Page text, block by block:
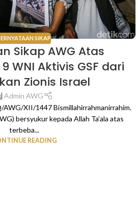
SIKAP
Sikap AWG Atas
WNI Aktivis GSF dari
Zionis Israel
Admin AWG
XII/1447 Bismillahirrahmanirrahim.
bersyukur kepada Allah Ta’ala atas
terbeba...
READING